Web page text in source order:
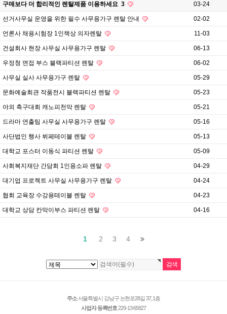
구매보다 더 합리적인 렌탈제품 이용하세요 3 03-24
선거사무실 운영을 위한 필수 사무용가구 렌탈 안내 02-02
언론사 채용시험장 1인책상 의자렌탈 11-03
건설회사 현장 사무실 사무용가구 렌탈 06-13
우정청 면접 부스 블랙파티션 렌탈 06-02
사무실 실사 사무용가구 렌탈 05-29
문화예술회관 작품전시 블랙파티션 렌탈 05-23
야외 축구대회 캐노피천막 렌탈 05-21
드라마 연출팀 사무실 사무용가구 렌탈 05-16
사단법인 행사 뷔페테이블 렌탈 05-13
대학교 포스터 이동식 파티션 렌탈 05-09
사회복지재단 간담회 1인용소파 렌탈 04-29
대기업 프로젝트 사무실 사무용가구 렌탈 04-24
협회 교육장 수강용테이블 렌탈 04-23
대학교 상담 칸막이부스 파티션 렌탈 04-16
1 2 3 4
주소서울특별시 강남구 논현로28길 37, 1층
사업자 등록번호229-13-65827